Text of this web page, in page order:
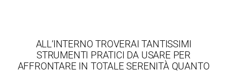
ALL’INTERNO TROVERAI TANTISSIMI
STRUMENTI PRATICI DA USARE PER
AFFRONTARE IN TOTALE SERENITÀ QUANTO